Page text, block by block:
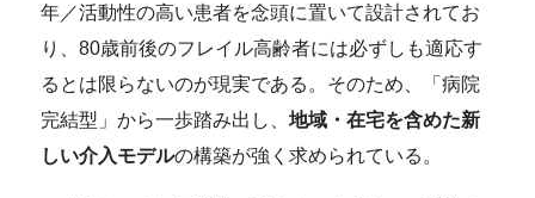
年／活動性の高い患者を念頭に置いて設計されてお
り、80歳前後のフレイル高齢者には必ずしも適応す
るとは限らないのが現実である。そのため、「病院
完結型」から一歩踏み出し、地域・在宅を含めた新
しい介入モデルの構築が強く求められている。